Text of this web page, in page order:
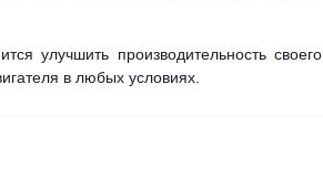
улучшить производительность своего
в любых условиях.